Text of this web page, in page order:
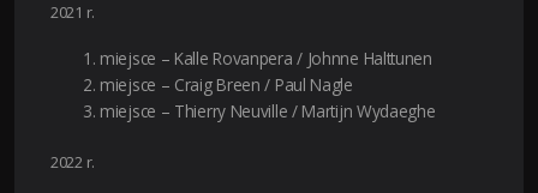
2021 r.
miejsce – Kalle Rovanpera / Johnne Halttunen
miejsce – Craig Breen / Paul Nagle
miejsce – Thierry Neuville / Martijn Wydaeghe
2022 r.